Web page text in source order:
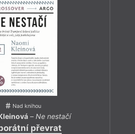
Nad knihou
– Ne nestačí
převrat